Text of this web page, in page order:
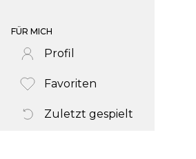
FÜR MICH
Profil
Favoriten
Zuletzt gespielt